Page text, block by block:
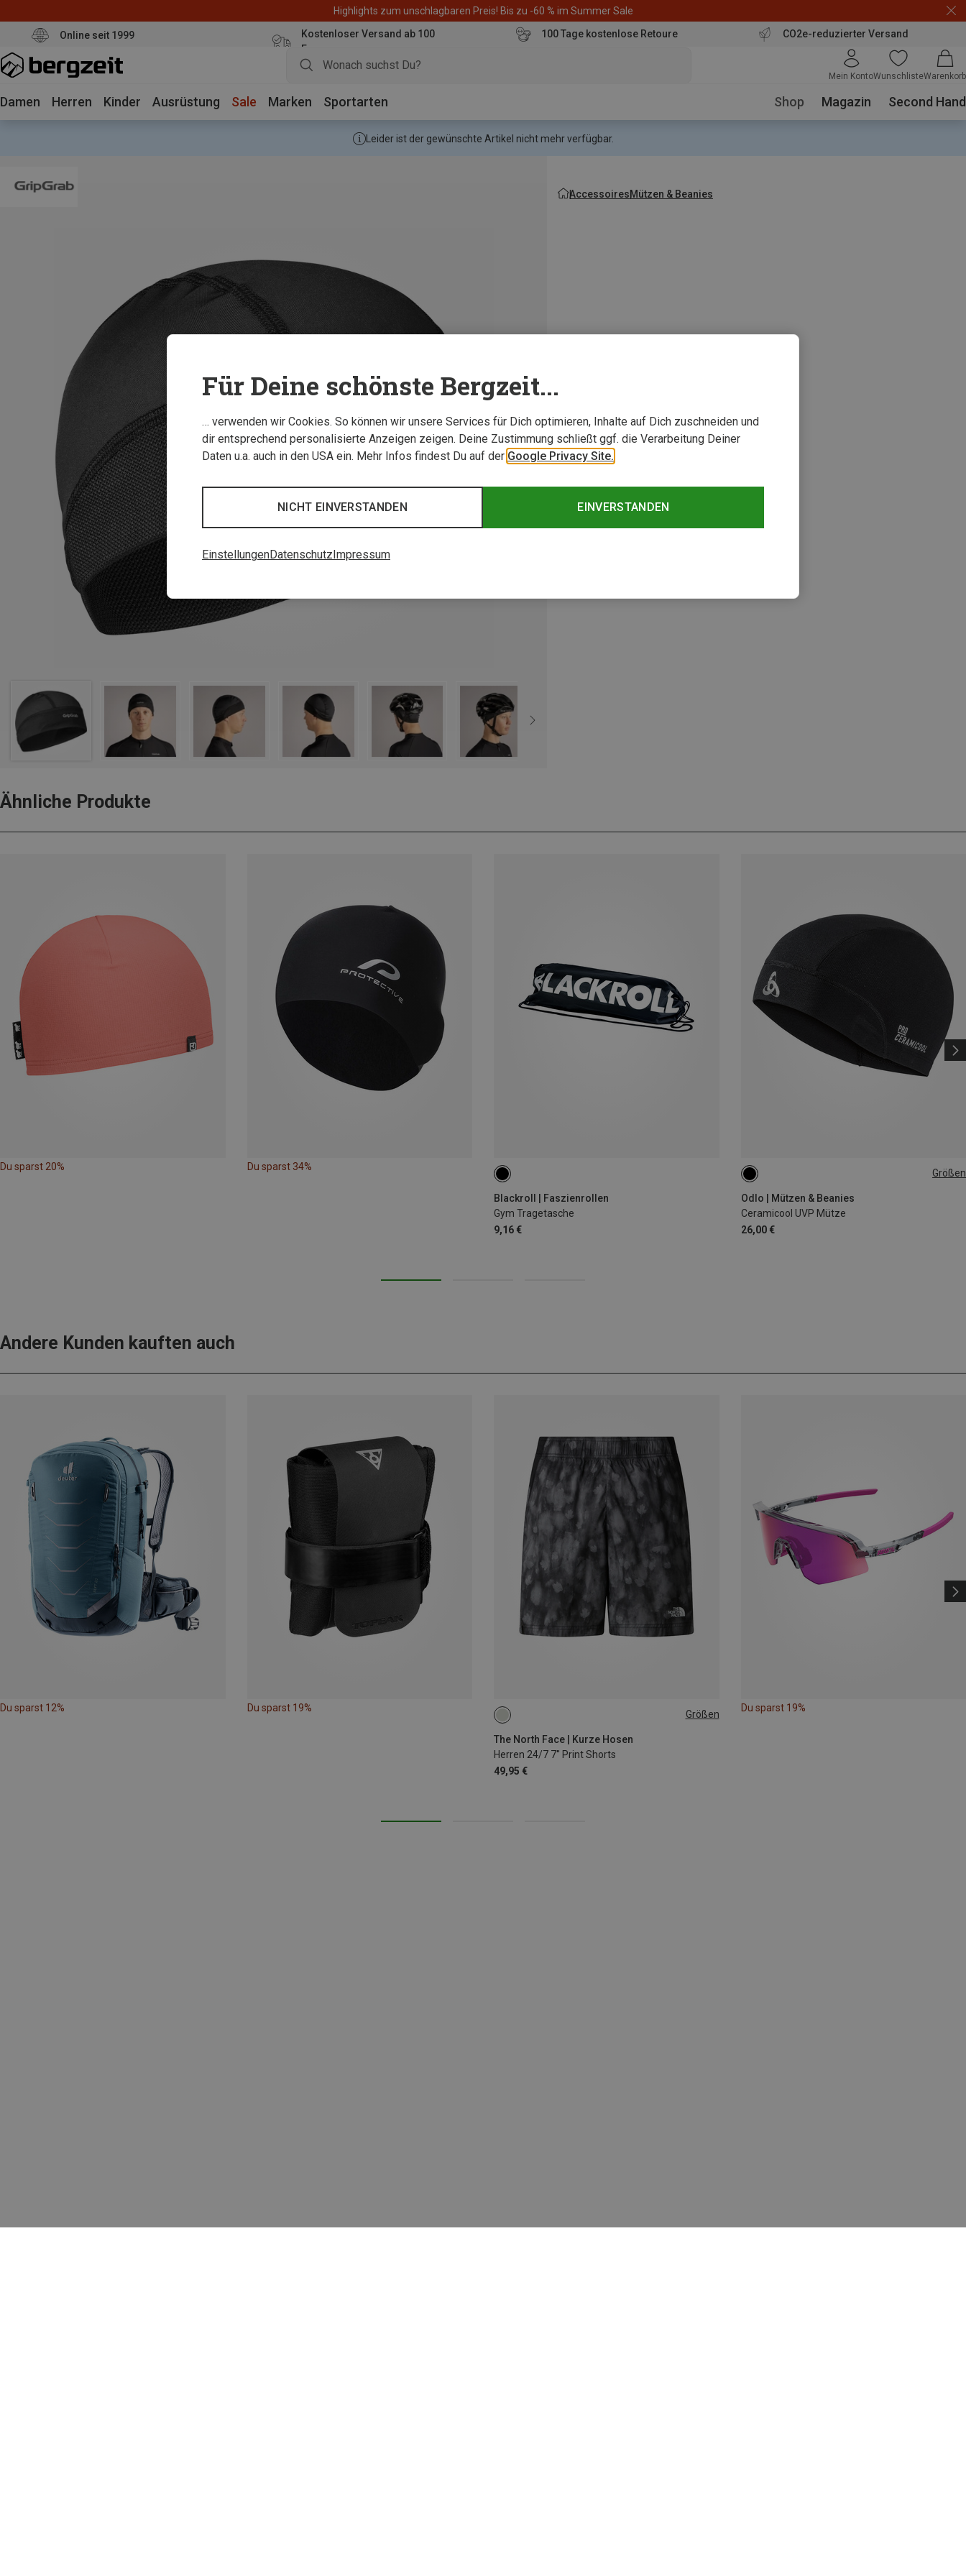
Highlights zum unschlagbaren Preis! Bis zu -60 % im Summer Sale
Online seit 1999
Kostenloser Versand ab 100
Euro
100 Tage kostenlose Retoure CO2e-reduzierter Versand
Mein KontoWunschlisteWarenkorb
Damen Herren Kinder Ausrüstung Sale Marken Sportarten Shop Magazin Second Hand
Leider ist der gewünschte Artikel nicht mehr verfügbar.
AccessoiresMützen & Beanies
Ähnliche Produkte
Du sparst 20% Du sparst 34%
Blackroll | Faszienrollen
Gym Tragetasche
9,16 €
Größen
Odlo | Mützen & Beanies
Ceramicool UVP Mütze
26,00 €
ONE SIZE
Andere Kunden kauften auch
Du sparst 12% Du sparst 19%
Größen
The North Face | Kurze Hosen
Herren 24/7 7'' Print Shorts
49,95 €
S
Du sparst 19%
Für Deine schönste Bergzeit...
… verwenden wir Cookies. So können wir unsere Services für Dich optimieren, Inhalte auf Dich zuschneiden und
dir entsprechend personalisierte Anzeigen zeigen. Deine Zustimmung schließt ggf. die Verarbeitung Deiner
Daten u.a. auch in den USA ein. Mehr Infos findest Du auf der Google Privacy Site.
EINVERSTANDEN
NICHT EINVERSTANDEN
EinstellungenDatenschutzImpressum